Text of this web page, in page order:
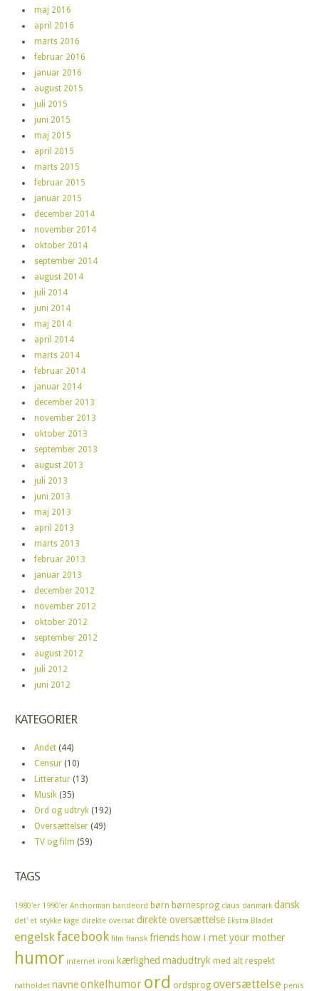
maj 2016
april 2016
marts 2016
februar 2016
januar 2016
august 2015
juli 2015
juni 2015
maj 2015
april 2015
marts 2015
februar 2015
januar 2015
december 2014
november 2014
oktober 2014
september 2014
august 2014
juli 2014
juni 2014
maj 2014
april 2014
marts 2014
februar 2014
januar 2014
december 2013
november 2013
oktober 2013
september 2013
august 2013
juli 2013
juni 2013
maj 2013
april 2013
marts 2013
februar 2013
januar 2013
december 2012
november 2012
oktober 2012
september 2012
august 2012
juli 2012
juni 2012
KATEGORIER
Andet (44)
Censur (10)
Litteratur (13)
Musik (35)
Ord og udtryk (192)
Oversættelser (49)
TV og film (59)
TAGS
1980'er 1990'er Anchorman bandeord børn børnesprog claus danmark dansk
det' et stykke kage direkte oversat direkte oversættelse Ekstra Bladet
engelskfacebook film fransk friends how i met your mother
humor internet ironi kærlighed madudtryk med alt respekt
natholdet navneonkelhumor ord ordsprog oversættelse penis